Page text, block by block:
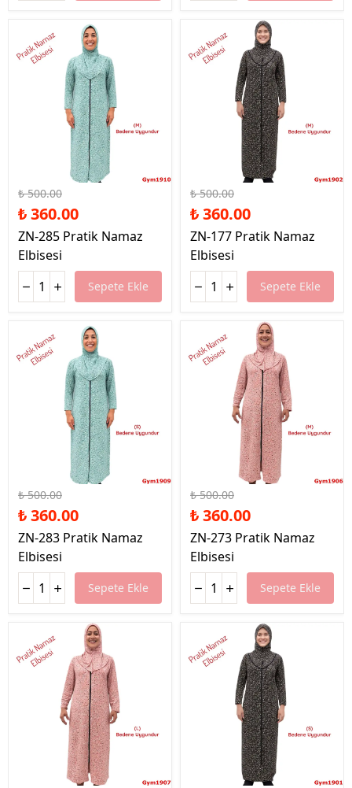
%28 İndirim
₺ 500.00
₺ 360.00
ZN-285 Pratik Namaz
Elbisesi
Sepete Ekle
%28 İndirim
₺ 500.00
₺ 360.00
ZN-177 Pratik Namaz
Elbisesi
Sepete Ekle
%28 İndirim
₺ 500.00
₺ 360.00
ZN-283 Pratik Namaz
Elbisesi
Sepete Ekle
%28 İndirim
₺ 500.00
₺ 360.00
ZN-273 Pratik Namaz
Elbisesi
Sepete Ekle
%28 İndirim %28 İndirim